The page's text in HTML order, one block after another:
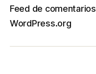
Feed de comentarios
WordPress.org